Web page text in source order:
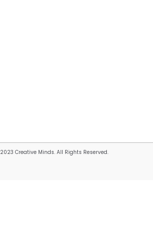
Creative Minds. All Rights Reserved.